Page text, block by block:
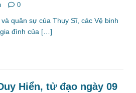
0
quân sự của Thụy Sĩ, các Vệ binh
đình của […]
Hiển, tử đạo ngày 09